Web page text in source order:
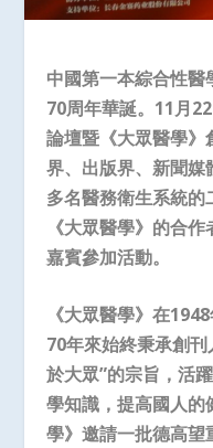
中國第一本綜合性
70周年華誕。 11月22
論壇暨《大眾醫學》
界、出版界、新聞媒
多名醫務衛生系統的
《大眾醫學》的合
嘉賓參加活動。
《大眾醫學》在1948
70年來始終秉承創
於大眾”的宗旨，活
學知識，提高國人
學》邀請一批德高望